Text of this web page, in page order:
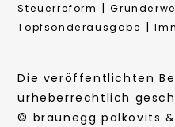
Steuerreform |
Topfsonderausgabe |
Die veröffentlichten
urheberrechtlich
© braunegg palkovits